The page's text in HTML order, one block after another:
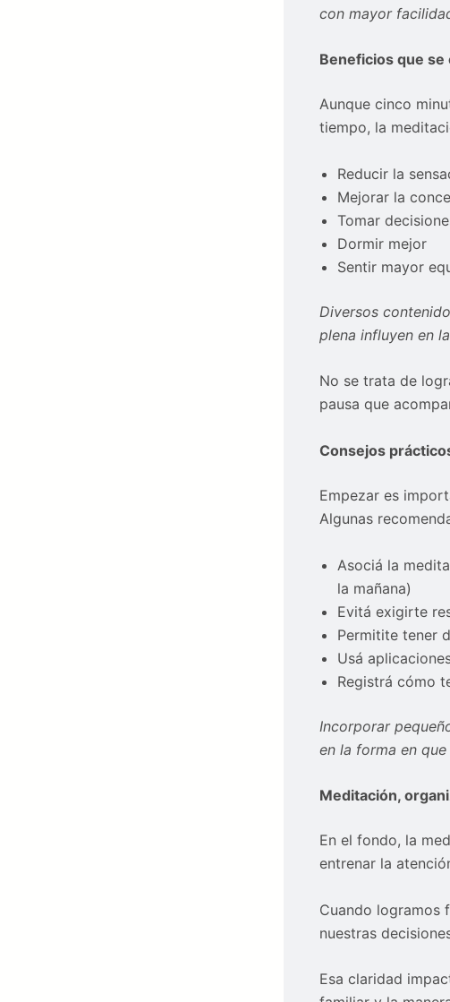
con mayor
Beneficios que
Aunque cinco
tiempo, la
Reducir la
Mejorar la
Tomar
Dormir mejor
Sentir mayor
Diversos
plena influyen en
No se trata de
pausa que
Consejos
Empezar es
Algunas
Asociá la
la mañana)
Evitá exigirte
Permitite tener
Usá
Registrá cómo
Incorporar
en la forma en
Meditación,
En el fondo, la
entrenar la
Cuando logramos
nuestras
Esa claridad